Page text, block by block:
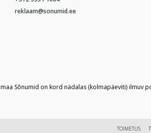
reklaam@sonumid.ee
Sõnumid on kord nädalas (kolmapäeviti) ilmuv
TOIMETUS